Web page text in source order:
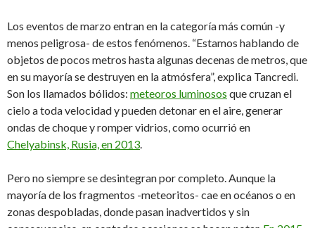
Los eventos de marzo entran en la categoría más común -y
menos peligrosa- de estos fenómenos. “Estamos hablando de
objetos de pocos metros hasta algunas decenas de metros, que
en su mayoría se destruyen en la atmósfera”, explica Tancredi.
Son los llamados bólidos: meteoros luminosos que cruzan el
cielo a toda velocidad y pueden detonar en el aire, generar
ondas de choque y romper vidrios, como ocurrió en
Chelyabinsk, Rusia, en 2013.
Pero no siempre se desintegran por completo. Aunque la
mayoría de los fragmentos -meteoritos- cae en océanos o en
zonas despobladas, donde pasan inadvertidos y sin